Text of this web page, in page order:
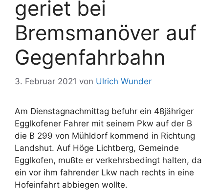
geriet bei
Bremsmanöver auf
Gegenfahrbahn
3. Februar 2021 von Ulrich Wunder
Am Dienstagnachmittag befuhr ein 48jähriger
Egglkofener Fahrer mit seinem Pkw auf der B
die B 299 von Mühldorf kommend in Richtung
Landshut. Auf Höge Lichtberg, Gemeinde
Egglkofen, mußte er verkehrsbedingt halten, da
ein vor ihm fahrender Lkw nach rechts in eine
Hofeinfahrt abbiegen wollte.